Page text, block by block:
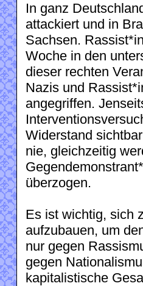
In ganz
attackiert und in
Sachsen.
Woche in den
dieser rechten
Nazis und
angegriffen.
Widerstand
nie, gleichzeitig
überzogen.
Es ist wichtig, sich
aufzubauen, um
nur gegen
gegen
kapitalistische